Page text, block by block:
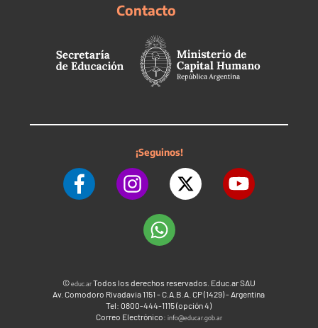
Contacto
¡Seguinos!
©educ.arTodos los derechos reservados. Educ.ar SAU
Av. Comodoro Rivadavia 1151 - C.A.B.A. CP (1429) - Argentina
Tel: 0800-444-1115 (opción 4)
Correo Electrónico: info@educar.gob.ar